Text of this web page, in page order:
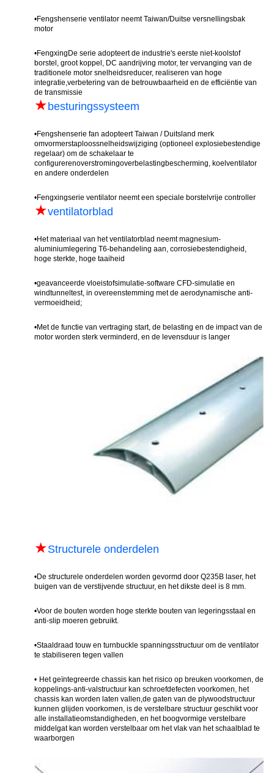
•Fengshenserie ventilator neemt Taiwan/Duitse versnellingsbak
motor
•Fengxing De serie adopteert de industrie's eerste niet-koolstof
borstel, groot koppel, DC aandrijving motor, ter vervanging van de
traditionele motor snelheidsreducer, realiseren van hoge
integratie,verbetering van de betrouwbaarheid en de efficiëntie van
de transmissie
★ besturingssysteem
•Fengshenserie fan adopteert Taiwan / Duitsland merk
omvormerstaploossnelheidswijziging (optioneel explosiebestendige
regelaar) om de schakelaar te
configurerenoverstromingoverbelastingbescherming, koelventilator
en andere onderdelen
•Fengxingserie ventilator neemt een speciale borstelvrije controller
★ventilatorblad
•Het materiaal van het ventilatorblad neemt magnesium-
aluminiumlegering T6-behandeling aan, corrosiebestendigheid,
hoge sterkte, hoge taaiheid
•geavanceerde vloeistofsimulatie-software CFD-simulatie en
windtunneltest, in overeenstemming met de aerodynamische anti-
vermoeidheid;
•Met de functie van vertraging start, de belasting en de impact van de
motor worden sterk verminderd, en de levensduur is langer
★Structurele onderdelen
•De structurele onderdelen worden gevormd door Q235B laser, het
buigen van de verstijvende structuur, en het dikste deel is 8 mm.
•Voor de bouten worden hoge sterkte bouten van legeringsstaal en
anti-slip moeren gebruikt.
•Staaldraad touw en turnbuckle spanningsstructuur om de ventilator
te stabiliseren tegen vallen
• Het geïntegreerde chassis kan het risico op breuken voorkomen, de
koppelings-anti-valstructuur kan schroefdefecten voorkomen, het
chassis kan worden laten vallen,de gaten van de plywoodstructuur
kunnen glijden voorkomen, is de verstelbare structuur geschikt voor
alle installatieomstandigheden, en het boogvormige verstelbare
middelgat kan worden verstelbaar om het vlak van het schaalblad te
waarborgen